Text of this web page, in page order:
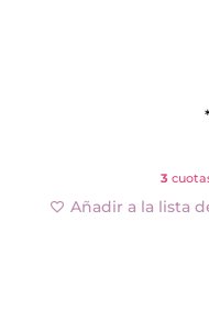
3
Añadir a la lista